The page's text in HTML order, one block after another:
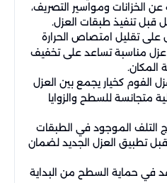
عن الخزانات ومواسير التصريف،
قبل تنفيذ طبقات العزل.
على تقليل امتصاص الحرارة
مناسبة تساعد على تخفيف
المكان.
الفوم كخيار يجمع بين العزل
متجانسة للسطح والزوايا
التلف الموجود في الطبقات
قبل تطبيق العزل الجديد لضمان
في حماية السطح من البداية